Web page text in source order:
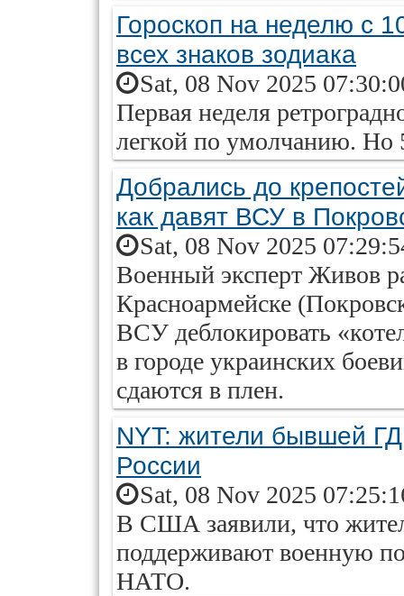
Гороскоп на неделю с
всех знаков зодиака
Sat, 08 Nov 2025
Первая неделя
легкой по умолчанию. Но
Добрались до
как давят ВСУ в
Sat, 08 Nov 2025
Военный эксперт Живов
Красноармейске
ВСУ деблокировать
в городе украинских
сдаются в плен.
NYT: жители бывшей
России
Sat, 08 Nov 2025
В США заявили, что
поддерживают военную
НАТО.